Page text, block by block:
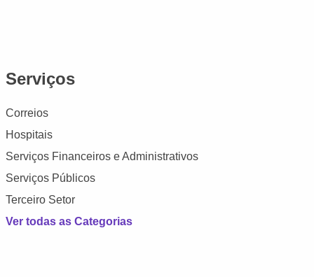
Serviços
Correios
Hospitais
Serviços Financeiros e Administrativos
Serviços Públicos
Terceiro Setor
Ver todas as Categorias